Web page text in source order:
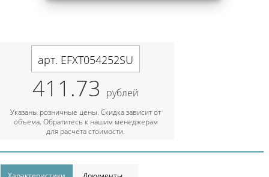
арт. EFXT054252SU
411.73 рублей
Указаны розничные цены. Скидка зависит от
объема. Обратитесь к нашим менеджерам
для расчета стоимости.